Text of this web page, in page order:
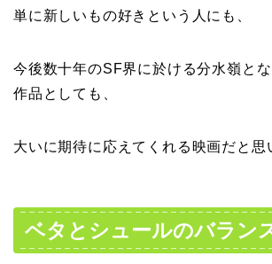
単に新しいもの好きという人にも、
今後数十年のSF界に於ける分水嶺と
作品としても、
大いに期待に応えてくれる映画だと思
ベタとシュールのバラン